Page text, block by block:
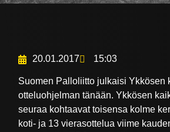
20.01.2017 15:03
Suomen Palloliitto julkaisi Ykkösen
otteluohjelman tänään. Ykkösen
seuraa kohtaavat toisensa kolme
koti- ja 13 vierasottelua viime